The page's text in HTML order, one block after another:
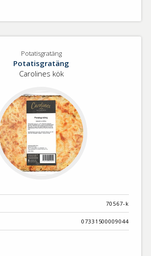
Potatisgratäng
Potatisgratäng
Carolines kök
70567-k
07331500009044